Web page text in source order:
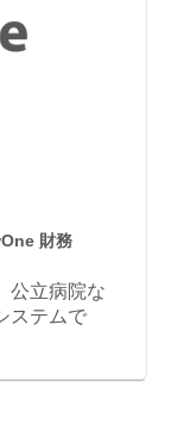
財務
公立病院な
ステムで